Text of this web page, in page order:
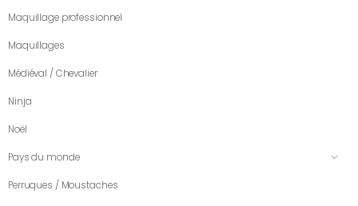
Maquillage professionnel
Maquillages
Médiéval / Chevalier
Ninja
Noël
Pays du monde
Perruques / Moustaches